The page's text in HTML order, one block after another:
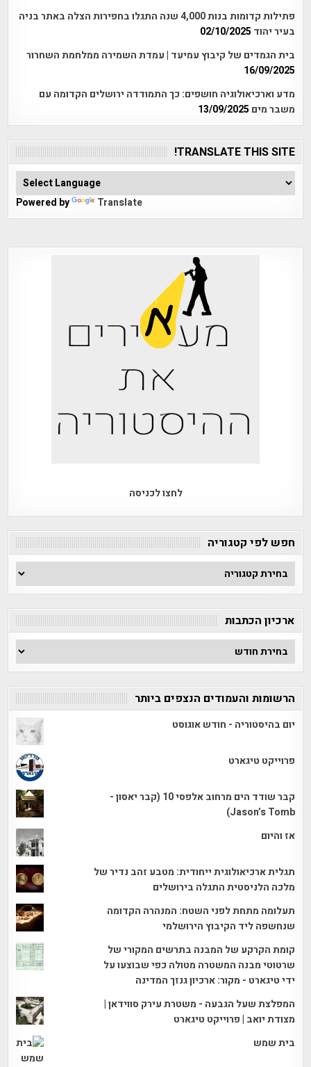
פתילות קדומות בנות 4,000 שנה התגלו בחפירות הצלה באתר בניה
בעיר יהוד 02/10/2025
בית הגמדים של קיבוץ עמיעד | עמדת השמירה ממלחמת השחרור
16/09/2025
מדע וארכיאולוגיה חושפים: כך התמודדה ירושלים הקדומה עם
משבר מים 13/09/2025
TRANSLATE THIS SITE!
Powered by Translate
לחצו לכניסה
חפש לפי קטגוריה
חפש
לפי
ארכיון הכתבות
ארכיון
הכתבות
הרשומות והעמודים הנצפים ביותר
יום בהיסטוריה - חודש אוגוסט
פרוייקט טיגארט
קבר שודד הים מרחוב אלפסי 10 (קבר יאסון -
Jason’s Tomb)
אז והיום
תגלית ארכיאולוגית ייחודית: מטבע זהב נדיר של
מלכה הלניסטית התגלה בירושלים
תעלומה מתחת לפני השטח: המנהרה הקדומה
שנחשפה ליד הקיבוץ הירושלמי
קומת הקרקע של המבנה בתרשים המקורי של
שרטוטי מבנה המשטרה מטולה כפי שבוצעו על
ידי טיגארט - מקור: ארכיון גנזך המדינה
המפלצת שעל הגבעה - משטרת עירק סווידאן |
מצודת יואב | פרוייקט טיגארט
בית שמש